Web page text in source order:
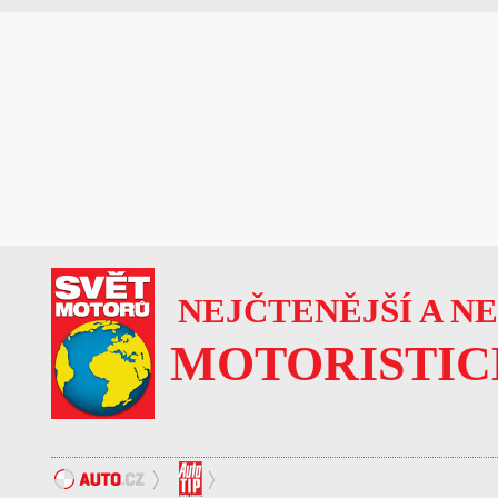
NEJČTENĚJŠÍ A